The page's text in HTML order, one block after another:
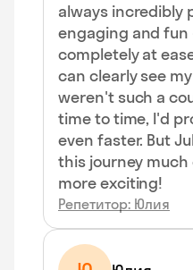
always incredibly
engaging and fun
completely at
can clearly see
weren't such a
time to time, I'd
even faster. But
this journey
more exciting!
Репетитор: Юлия